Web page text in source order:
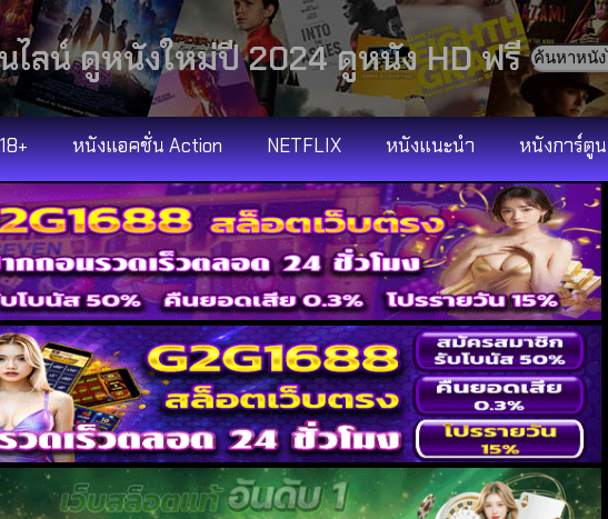
ไลน์ ดูหนังใหม่ปี 2024 ดูหนัง HD ฟรี
หนังแอคชั่น Action NETFLIX หนังแนะนำ หนังการ์ตูน